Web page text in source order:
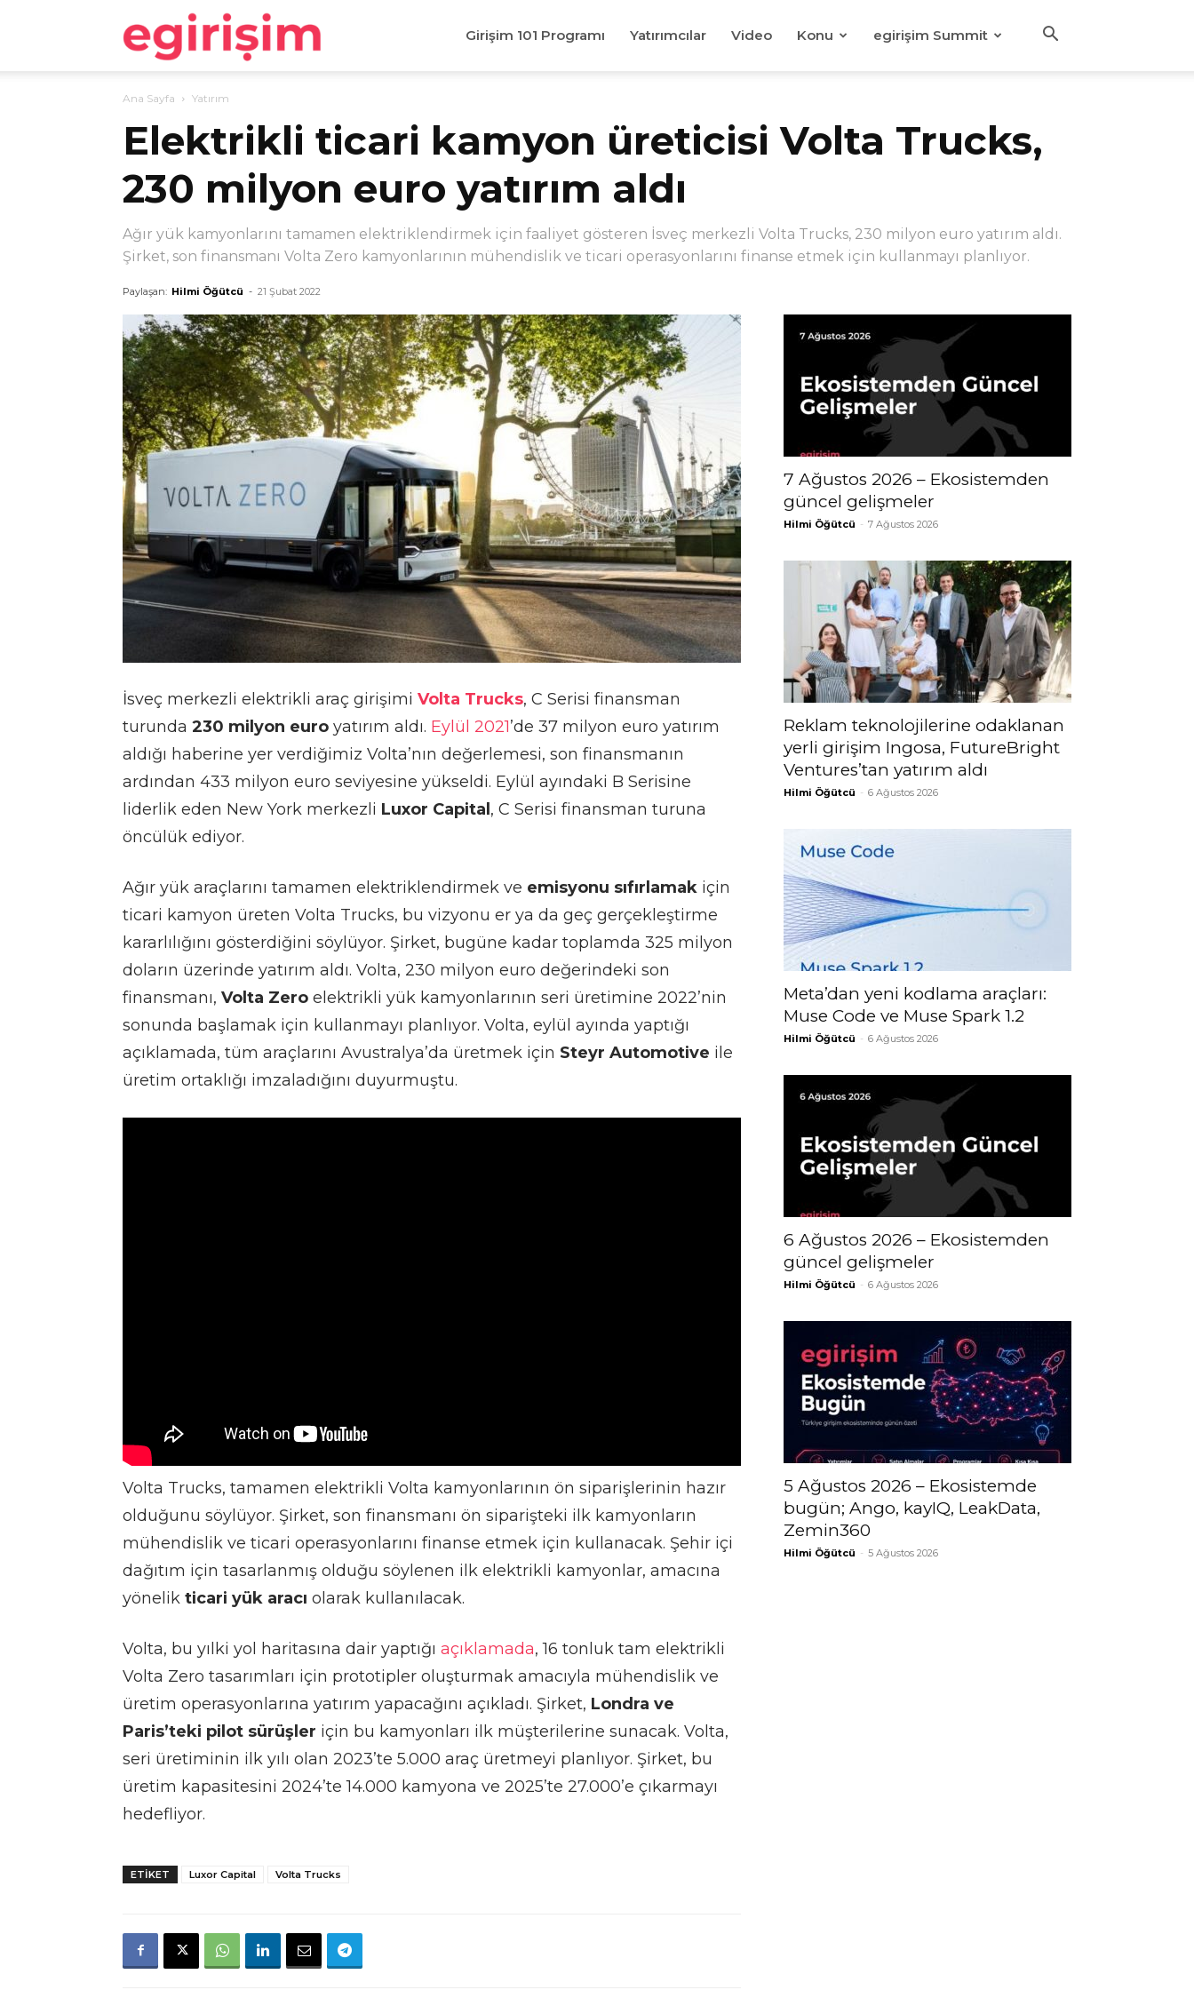
egirişim Girişim 101 Programı Yatırımcılar Video Konu egirişim Summit
Ana Sayfa Yatırım
Elektrikli ticari kamyon üreticisi Volta Trucks,
230 milyon euro yatırım aldı
Ağır yük kamyonlarını tamamen elektriklendirmek için faaliyet gösteren İsveç merkezli Volta Trucks, 230 milyon euro yatırım aldı.
Şirket, son finansmanı Volta Zero kamyonlarının mühendislik ve ticari operasyonlarını finanse etmek için kullanmayı planlıyor.
Paylaşan: Hilmi Öğütcü - 21 Şubat 2022
İsveç merkezli elektrikli araç girişimi Volta Trucks, C Serisi finansman
turunda 230 milyon euro yatırım aldı. Eylül 2021’de 37 milyon euro yatırım
aldığı haberine yer verdiğimiz Volta’nın değerlemesi, son finansmanın
ardından 433 milyon euro seviyesine yükseldi. Eylül ayındaki B Serisine
liderlik eden New York merkezli Luxor Capital , C Serisi finansman turuna
öncülük ediyor.
Ağır yük araçlarını tamamen elektriklendirmek ve emisyonu sıfırlamak için
ticari kamyon üreten Volta Trucks, bu vizyonu er ya da geç gerçekleştirme
kararlılığını gösterdiğini söylüyor. Şirket, bugüne kadar toplamda 325 milyon
doların üzerinde yatırım aldı. Volta, 230 milyon euro değerindeki son
finansmanı, Volta Zero elektrikli yük kamyonlarının seri üretimine 2022’nin
sonunda başlamak için kullanmayı planlıyor. Volta, eylül ayında yaptığı
açıklamada, tüm araçlarını Avustralya’da üretmek için Steyr Automotive ile
üretim ortaklığı imzaladığını duyurmuştu.
Volta Trucks, tamamen elektrikli Volta kamyonlarının ön siparişlerinin hazır
olduğunu söylüyor. Şirket, son finansmanı ön siparişteki ilk kamyonların
mühendislik ve ticari operasyonlarını finanse etmek için kullanacak. Şehir içi
dağıtım için tasarlanmış olduğu söylenen ilk elektrikli kamyonlar, amacına
yönelik ticari yük aracı olarak kullanılacak.
Volta, bu yılki yol haritasına dair yaptığı açıklamada, 16 tonluk tam elektrikli
Volta Zero tasarımları için prototipler oluşturmak amacıyla mühendislik ve
üretim operasyonlarına yatırım yapacağını açıkladı. Şirket, Londra ve
Paris’teki pilot sürüşler için bu kamyonları ilk müşterilerine sunacak. Volta,
seri üretiminin ilk yılı olan 2023’te 5.000 araç üretmeyi planlıyor. Şirket, bu
üretim kapasitesini 2024’te 14.000 kamyona ve 2025’te 27.000’e çıkarmayı
hedefliyor.
ETIKET Luxor Capital Volta Trucks
7 Ağustos 2026 – Ekosistemden
güncel gelişmeler
Hilmi Öğütcü - 7 Ağustos 2026
Reklam teknolojilerine odaklanan
yerli girişim Ingosa, FutureBright
Ventures’tan yatırım aldı
Hilmi Öğütcü - 6 Ağustos 2026
Meta’dan yeni kodlama araçları:
Muse Code ve Muse Spark 1.2
Hilmi Öğütcü - 6 Ağustos 2026
6 Ağustos 2026 – Ekosistemden
güncel gelişmeler
Hilmi Öğütcü - 6 Ağustos 2026
5 Ağustos 2026 – Ekosistemde
bugün; Ango, kayIQ, LeakData,
Zemin360
Hilmi Öğütcü - 5 Ağustos 2026